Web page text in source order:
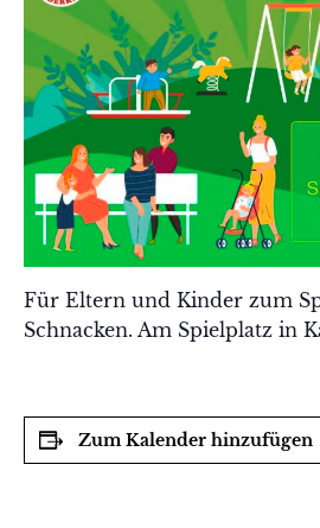
Für Eltern und Kinder zum
Schnacken. Am Spielplatz in
Zum Kalender hinzufügen